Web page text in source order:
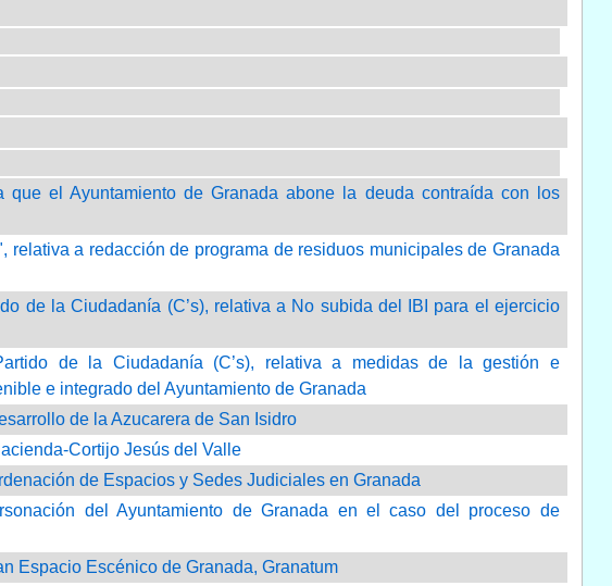
el Ayuntamiento de Granada abone la deuda contraída con los
relativa a redacción de programa de residuos municipales de Granada
de la Ciudadanía (C’s), relativa a No subida del IBI para el ejercicio
de la Ciudadanía (C’s), relativa a medidas de la gestión e
e integrado del Ayuntamiento de Granada
de la Azucarera de San Isidro
Cortijo Jesús del Valle
de Espacios y Sedes Judiciales en Granada
del Ayuntamiento de Granada en el caso del proceso de
Espacio Escénico de Granada, Granatum